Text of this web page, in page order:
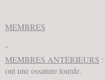
MEMBRES
MEMBRES ANTÉRIEURS
ont une ossature lourde.